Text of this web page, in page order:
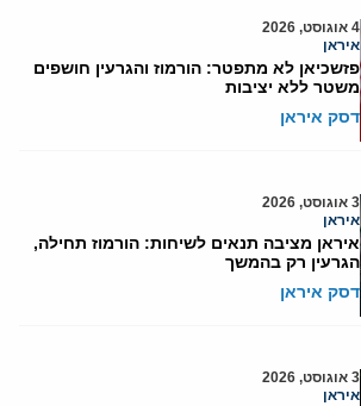
4 אוגוסט, 2026
איראן
פזשכיאן לא מתפטר: הורמוז והגרעין חושפים
משטר ללא יציבות
דסק איראן
3 אוגוסט, 2026
איראן
איראן מציבה תנאים לשיחות: הורמוז תחילה,
הגרעין רק בהמשך
דסק איראן
3 אוגוסט, 2026
איראן